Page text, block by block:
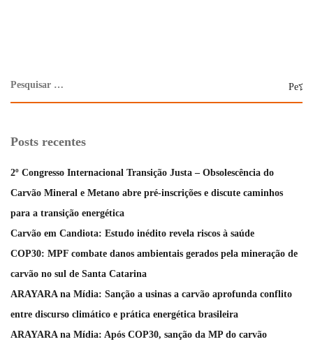
Posts recentes
2º Congresso Internacional Transição Justa – Obsolescência do
Carvão Mineral e Metano abre pré-inscrições e discute caminhos
para a transição energética
Carvão em Candiota: Estudo inédito revela riscos à saúde
COP30: MPF combate danos ambientais gerados pela mineração de
carvão no sul de Santa Catarina
ARAYARA na Mídia: Sanção a usinas a carvão aprofunda conflito
entre discurso climático e prática energética brasileira
ARAYARA na Mídia: Após COP30, sanção da MP do carvão